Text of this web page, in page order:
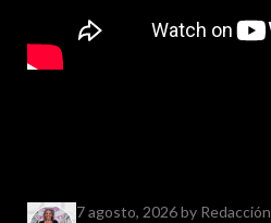
7 agosto, 2026by Redacción